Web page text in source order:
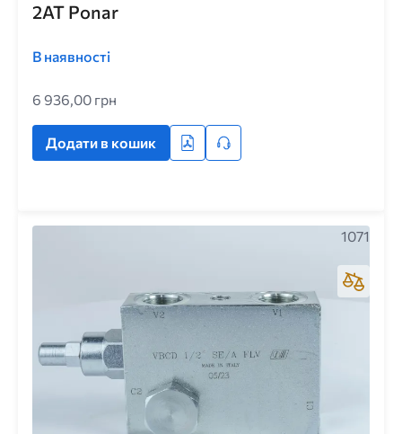
2AT Ponar
В наявності
6 936,00 грн
Додати в кошик
1071